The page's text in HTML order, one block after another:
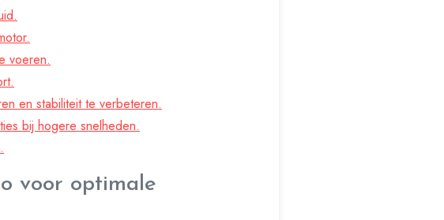
voeren.
en stabiliteit te verbeteren.
bij hogere snelheden.
voor optimale